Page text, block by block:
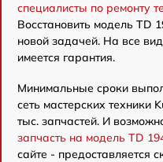
специалисты по ремонту
Восстановить модель TD
новой задачей. На все
имеется гарантия.
Минимальные сроки
сеть мастерских техники
тыс. запчастей. И
запчасть на модель TD
сайте - предоставляется